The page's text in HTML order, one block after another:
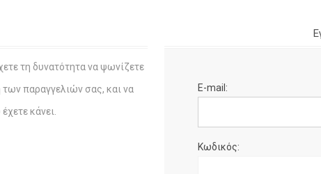
τη δυνατότητα να ψωνίζετε
των παραγγελιών σας, και να
κάνει.
E-mail:
Κωδικός: